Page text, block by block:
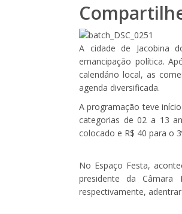
A cidade de Jacobina
emancipação política.
calendário local, as
agenda diversificada.
A programação teve
categorias de 02 a 13
colocado e R$ 40 para o
No Espaço Festa,
presidente da Câmara
respectivamente,